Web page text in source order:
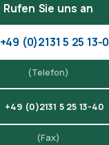
Rufen Sie uns an
+49 (0)2131 5 25 13-0
(Telefon)
+49 (0)2131 5 25 13-40
(Fax)